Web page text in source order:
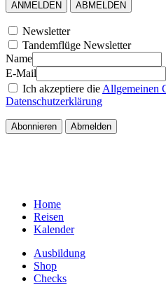
Newsletter
Tandemflüge Newsletter
Name
E-Mail
Ich akzeptiere die Allgemeinen
Datenschutzerklärung
Home
Reisen
Kalender
Ausbildung
Shop
Checks